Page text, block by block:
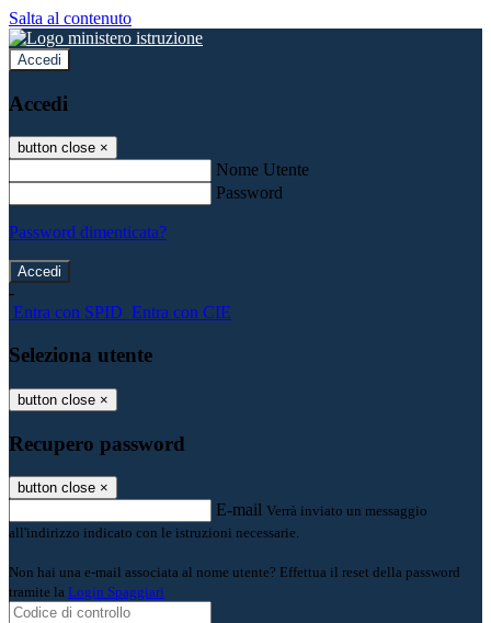
Salta al contenuto
Accedi
Accedi
button close ×
Nome Utente
Password
Password dimenticata?
-
Entra con SPID Entra con CIE
Seleziona utente
button close ×
Recupero password
button close ×
E-mail Verrà inviato un messaggio
all'indirizzo indicato con le istruzioni necessarie.
Non hai una e-mail associata al nome utente? Effettua il reset della password
tramite la Login Spaggiari